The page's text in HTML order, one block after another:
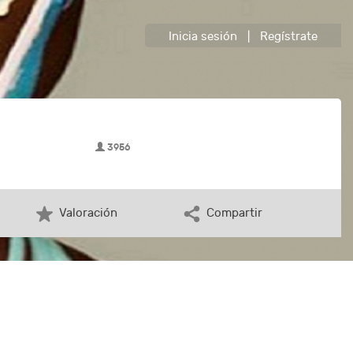
Inicia sesión Regístrate
3956
Valoración Compartir